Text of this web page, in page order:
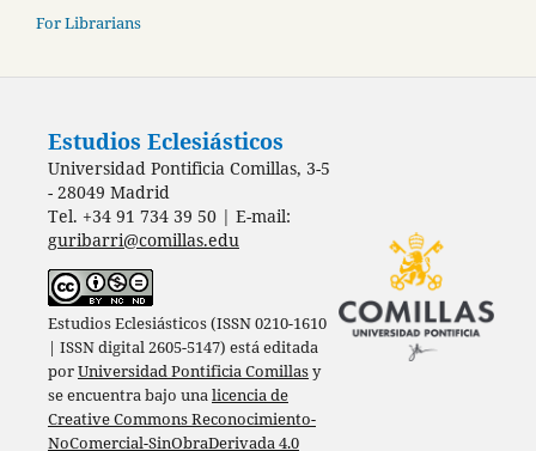
For Librarians
Estudios Eclesiásticos
Universidad Pontificia Comillas, 3-5
- 28049 Madrid
Tel. +34 91 734 39 50 | E-mail:
guribarri@comillas.edu
Estudios Eclesiásticos (ISSN 0210-1610
| ISSN digital 2605-5147) está editada
porUniversidad Pontificia Comillasy
se encuentra bajo unalicencia de
Creative Commons Reconocimiento-
NoComercial-SinObraDerivada 4.0